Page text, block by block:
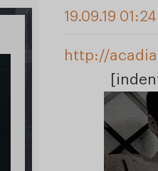
19.09.19
http://